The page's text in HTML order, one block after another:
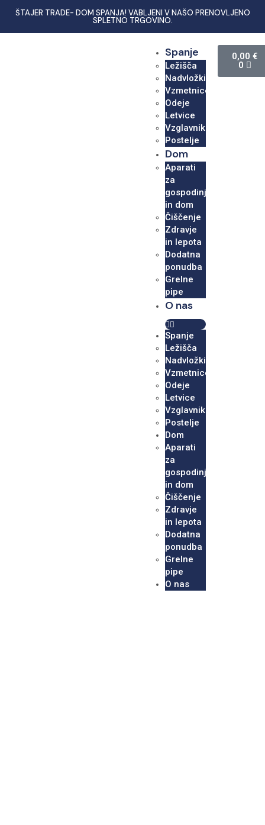
ŠTAJER TRADE- DOM SPANJA! VABLJENI V NAŠO PRENOVLJENO
SPLETNO TRGOVINO.
Spanje
Ležišča
Nadvložki
Vzmetnice
Odeje
Letvice
Vzglavniki
Postelje
Dom
Aparati
za
gospodinjstvo
in dom
Čiščenje
Zdravje
in lepota
Dodatna
ponudba
Grelne
pipe
O nas
Spanje
Ležišča
Nadvložki
Vzmetnice
Odeje
Letvice
Vzglavniki
Postelje
Dom
Aparati
za
gospodinjstvo
in dom
Čiščenje
Zdravje
in lepota
Dodatna
ponudba
Grelne
pipe
O nas
0,00€
0